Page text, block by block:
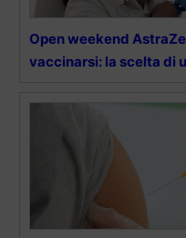
Open weekend
vaccinarsi: la scelta di